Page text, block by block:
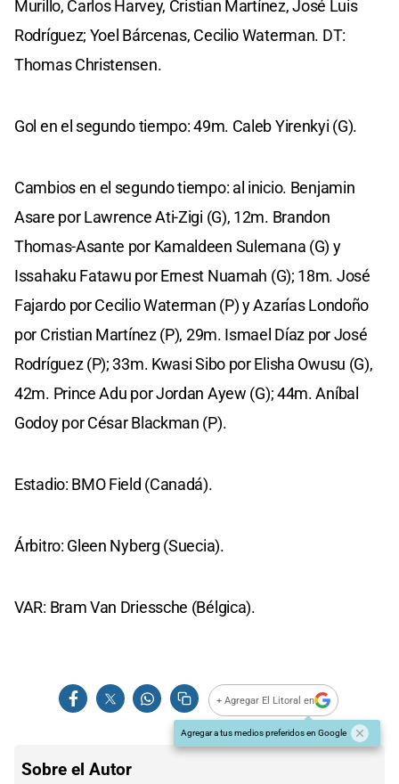
Murillo, Carlos Harvey, Cristian Martínez, José Luis
Rodríguez; Yoel Bárcenas, Cecilio Waterman. DT:
Thomas Christensen.
Gol en el segundo tiempo: 49m. Caleb Yirenkyi (G).
Cambios en el segundo tiempo: al inicio. Benjamin
Asare por Lawrence Ati-Zigi (G), 12m. Brandon
Thomas-Asante por Kamaldeen Sulemana (G) y
Issahaku Fatawu por Ernest Nuamah (G); 18m. José
Fajardo por Cecilio Waterman (P) y Azarías Londoño
por Cristian Martínez (P), 29m. Ismael Díaz por José
Rodríguez (P); 33m. Kwasi Sibo por Elisha Owusu (G),
42m. Prince Adu por Jordan Ayew (G); 44m. Aníbal
Godoy por César Blackman (P).
Estadio: BMO Field (Canadá).
Árbitro: Gleen Nyberg (Suecia).
VAR: Bram Van Driessche (Bélgica).
+ Agregar El Litoral en
Agregar a tus medios preferidos en Google
Sobre el Autor